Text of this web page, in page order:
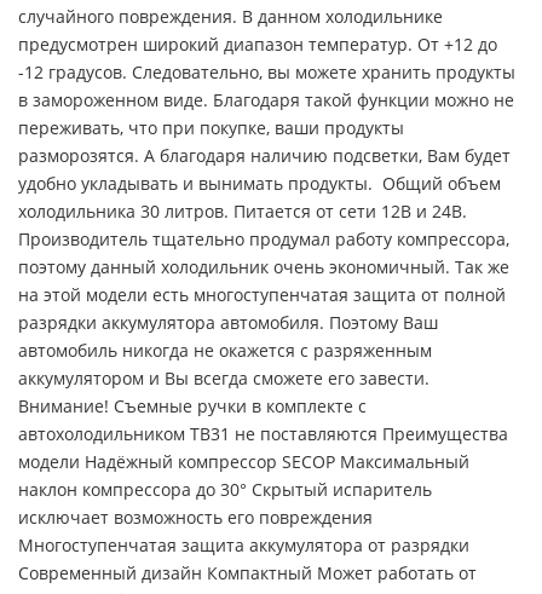
случайного повреждения. В данном холодильнике
предусмотрен широкий диапазон температур. От +12 до
-12 градусов. Следовательно, вы можете хранить продукты
в замороженном виде. Благодаря такой функции можно не
переживать, что при покупке, ваши продукты
разморозятся. А благодаря наличию подсветки, Вам будет
удобно укладывать и вынимать продукты. Общий объем
холодильника 30 литров. Питается от сети 12В и 24В.
Производитель тщательно продумал работу компрессора,
поэтому данный холодильник очень экономичный. Так же
на этой модели есть многоступенчатая защита от полной
разрядки аккумулятора автомобиля. Поэтому Ваш
автомобиль никогда не окажется с разряженным
аккумулятором и Вы всегда сможете его завести.
Внимание! Съемные ручки в комплекте с
автохолодильником TB31 не поставляются Преимущества
модели Надёжный компрессор SECOP Максимальный
наклон компрессора до 30° Скрытый испаритель
исключает возможность его повреждения
Многоступенчатая защита аккумулятора от разрядки
Современный дизайн Компактный Может работать от